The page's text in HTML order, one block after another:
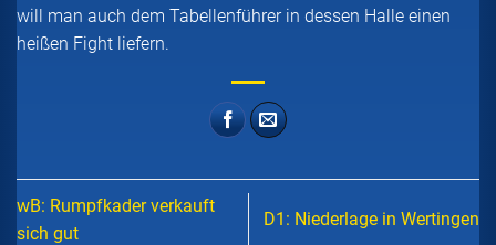
will man auch dem Tabellenführer in dessen Halle einen
heißen Fight liefern.
wB: Rumpfkader verkauft
sich gut
D1: Niederlage in Wertingen